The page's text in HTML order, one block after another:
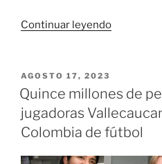
Continuar leyendo«100
de
en
el
PUBLICADO
EL
AGOSTO 17, 2023
Quince millones de
jugadoras
Colombia de fútbol